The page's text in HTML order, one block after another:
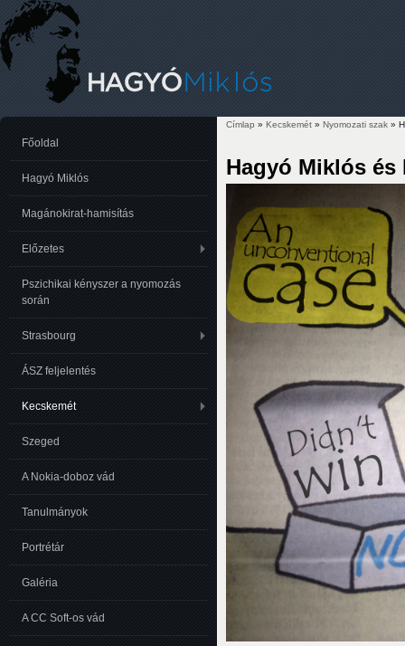
Címlap » Kecskemét » Nyomozati szak »
Hagyó Miklós
Főoldal
Hagyó Miklós
Magánokirat-hamisítás
Előzetes
Pszichikai kényszer a nyomozás
során
Strasbourg
ÁSZ feljelentés
Kecskemét
Szeged
A Nokia-doboz vád
Tanulmányok
Portrétár
Galéria
A CC Soft-os vád